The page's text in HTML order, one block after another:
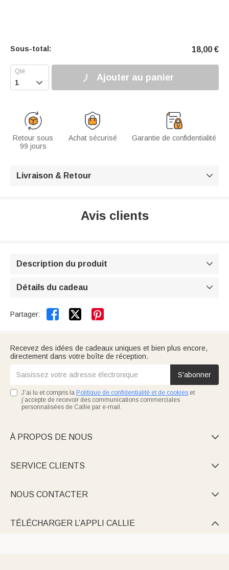
Sous-total: 18,00 €
 Ajouter au panier
Retour sous
99 jours
Achat sécurisé Garantie de confidentialité
Livraison & Retour 
Avis clients
Description du produit 
Détails du cadeau 
Partager:  
Recevez des idées de cadeaux uniques et bien plus encore,
directement dans votre boîte de réception.
S'abonner
J’ai lu et compris la Politique de confidentialité et de cookies et
j’accepte de recevoir des communications commerciales
personnalisées de Callie par e-mail.
À PROPOS DE NOUS 
SERVICE CLIENTS 
NOUS CONTACTER 
TÉLÉCHARGER L’APPLI CALLIE 